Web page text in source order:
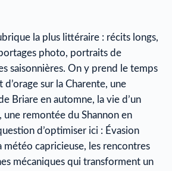
la plus littéraire : récits longs,
photo, portraits de
saisonnières. On y prend le temps
sur la Charente, une
Briare en automne, la vie d’un
une remontée du Shannon en
d’optimiser ici : Évasion
météo capricieuse, les rencontres
mécaniques qui transforment un